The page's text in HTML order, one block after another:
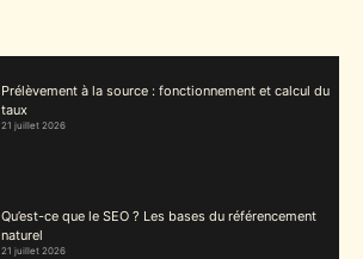
Prélèvement à la source : fonctionnement et calcul du
taux
21 juillet 2026
Qu’est-ce que le SEO ? Les bases du référencement
naturel
21 juillet 2026